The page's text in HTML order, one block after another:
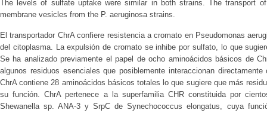
The levels of sulfate uptake were similar in both strains. The transport
membrane vesicles from the P. aeruginosa strains.
El transportador ChrA confiere resistencia a cromato en Pseudomonas
del citoplasma. La expulsión de cromato se inhibe por sulfato, lo que
Se ha analizado previamente el papel de ocho aminoácidos básicos de
algunos residuos esenciales que posiblemente interaccionan
ChrA contiene 28 aminoácidos básicos totales lo que sugiere que más
su función. ChrA pertenece a la superfamilia CHR constituida por
Shewanella sp. ANA-3 y SrpC de Synechococcus elongatus, cuya